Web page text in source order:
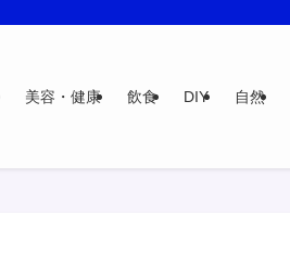
美容・健康 飲食 DIY 自然